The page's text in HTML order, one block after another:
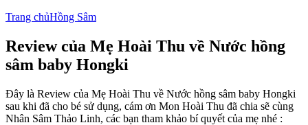
Trang chủHồng Sâm
Review của Mẹ Hoài Thu về Nước hồng
sâm baby Hongki
Đây là Review của Mẹ Hoài Thu về Nước hồng sâm baby Hongki
sau khi đã cho bé sử dụng, cám ơn Mon Hoài Thu đã chia sẽ cùng
Nhân Sâm Thảo Linh, các bạn tham khảo bí quyết của mẹ nhé :